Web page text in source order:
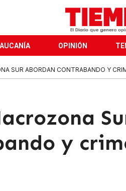
OPINIÓN
SUR ABORDAN CONTRABANDO Y
y